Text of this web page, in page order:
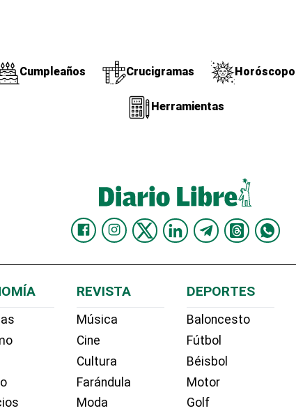
Cumpleaños Crucigramas Horóscopo
Herramientas
REVISTA
Música
Cine
Cultura
Farándula
Moda
DEPORTES
Baloncesto
Fútbol
Béisbol
Motor
Golf